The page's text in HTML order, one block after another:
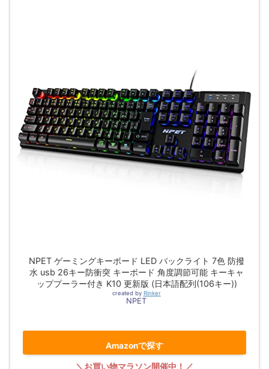
NPET ゲーミングキーボード LED バックライト 7色 防撥
水 usb 26キー防衝突 キーボード 角度調節可能 キーキャ
ッププーラー付き K10 更新版 (日本語配列(106キー))
created by Rinker
NPET
Amazonで探す